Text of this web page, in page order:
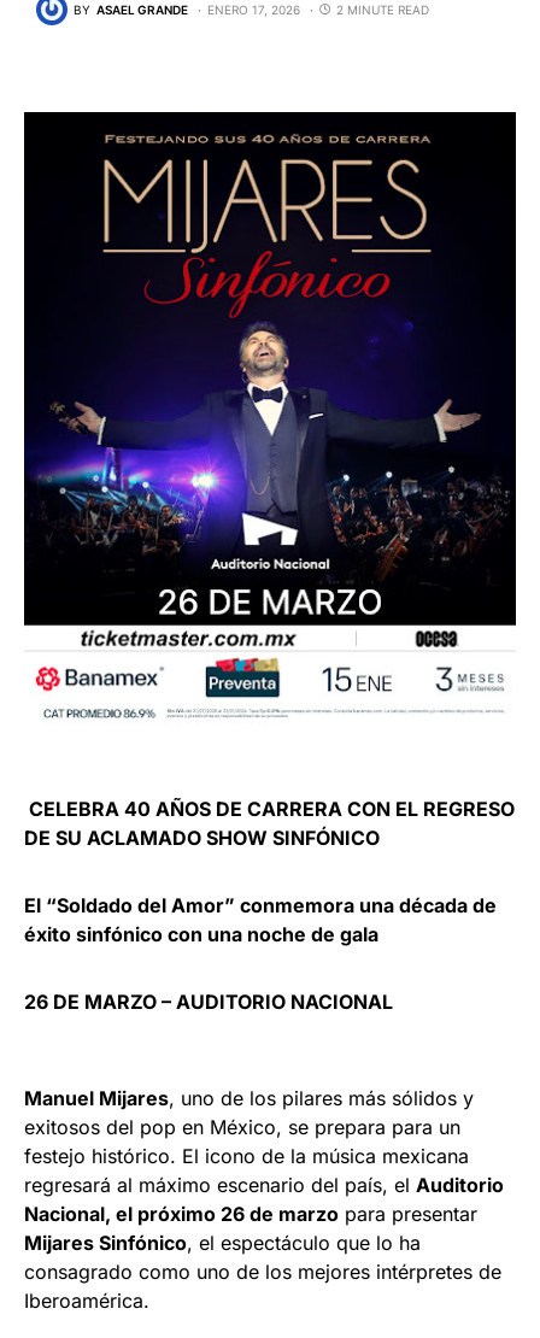
BY ASAEL GRANDE ENERO 17, 2026 2 MINUTE READ
CELEBRA 40 AÑOS DE CARRERA CON EL REGRESO
DE SU ACLAMADO SHOW SINFÓNICO
El “Soldado del Amor” conmemora una década de
éxito sinfónico con una noche de gala
26 DE MARZO – AUDITORIO NACIONAL
Manuel Mijares, uno de los pilares más sólidos y
exitosos del pop en México, se prepara para un
festejo histórico. El icono de la música mexicana
regresará al máximo escenario del país, el Auditorio
Nacional, el próximo 26 de marzo para presentar
Mijares Sinfónico, el espectáculo que lo ha
consagrado como uno de los mejores intérpretes de
Iberoamérica.